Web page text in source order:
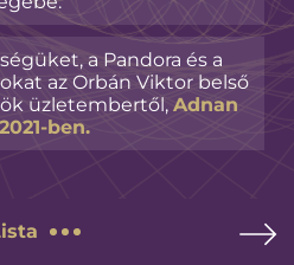
a Pandora és a
az Orbán Viktor belső
üzletembertől, Adnan
ben.